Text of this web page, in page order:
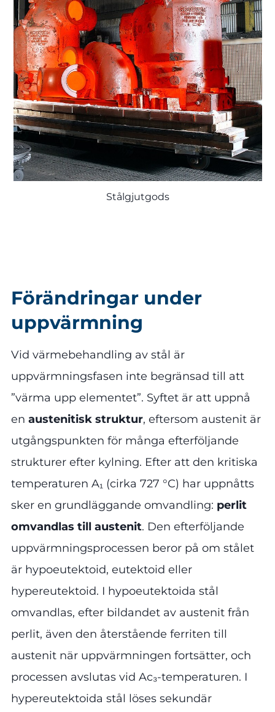
Stålgjutgods
Förändringar under
uppvärmning
Vid värmebehandling av stål är
uppvärmningsfasen inte begränsad till att
”värma upp elementet”. Syftet är att uppnå
en austenitisk struktur, eftersom austenit är
utgångspunkten för många efterföljande
strukturer efter kylning. Efter att den kritiska
temperaturen A₁ (cirka 727 °C) har uppnåtts
sker en grundläggande omvandling: perlit
omvandlas till austenit. Den efterföljande
uppvärmningsprocessen beror på om stålet
är hypoeutektoid, eutektoid eller
hypereutektoid. I hypoeutektoida stål
omvandlas, efter bildandet av austenit från
perlit, även den återstående ferriten till
austenit när uppvärmningen fortsätter, och
processen avslutas vid Ac₃-temperaturen. I
hypereutektoida stål löses sekundär